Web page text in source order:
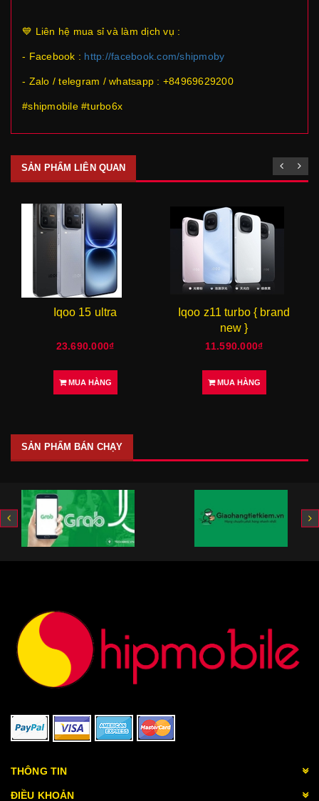
💙 Liên hệ mua sỉ và làm dịch vụ :
- Facebook : http://facebook.com/shipmoby
- Zalo / telegram / whatsapp : +84969629200
#shipmobile #turbo6x
SẢN PHẨM LIÊN QUAN
Iqoo 15 ultra
23.690.000₫
MUA HÀNG
Iqoo z11 turbo { brand
new }
11.590.000₫
MUA HÀNG
SẢN PHẨM BÁN CHẠY
THÔNG TIN
ĐIỀU KHOẢN